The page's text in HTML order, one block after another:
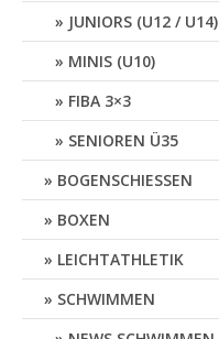
JUNIORS (U12 / U14)
MINIS (U10)
FIBA 3×3
SENIOREN Ü35
BOGENSCHIESSEN
BOXEN
LEICHTATHLETIK
SCHWIMMEN